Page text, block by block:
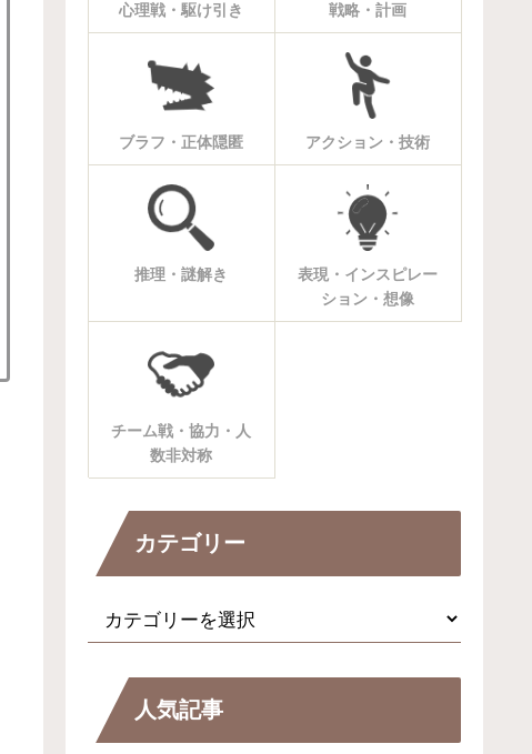
心理戦・駆け引き 戦略・計画
ブラフ・正体隠匿 アクション・技術
推理・謎解き
表現・インスピレー
ション・想像
チーム戦・協力・人
数非対称
カテゴリー
人気記事